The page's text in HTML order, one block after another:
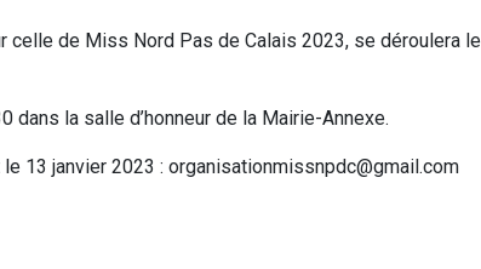
celle de Miss Nord Pas de Calais 2023, se déroulera
dans la salle d’honneur de la Mairie-Annexe.
13 janvier 2023 : organisationmissnpdc@gmail.com